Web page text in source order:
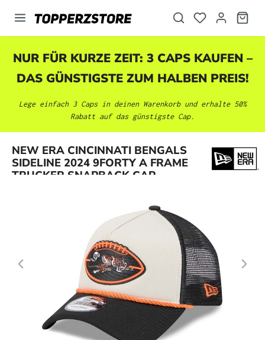
springen
NUR FÜR KURZE ZEIT: 3 CAPS KAUFEN –
DAS GÜNSTIGSTE ZUM HALBEN PREIS!
Lege einfach 3 Caps in deinen Warenkorb und erhalte 50%
Rabatt auf das günstigste Cap.
NEW ERA CINCINNATI BENGALS
SIDELINE 2024 9FORTY A FRAME
TRUCKER SNAPBACK CAP
Bildergalerie überspringen